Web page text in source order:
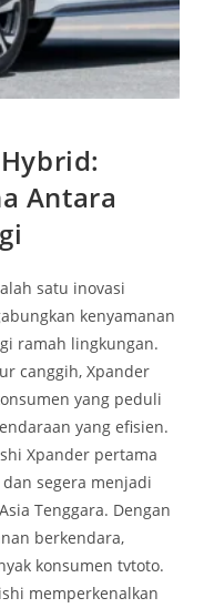
Antara
satu inovasi
kenyamanan
ramah lingkungan.
canggih, Xpander
yang peduli
yang efisien.
Xpander pertama
segera menjadi
Tenggara. Dengan
berkendara,
konsumen tvtoto.
memperkenalkan